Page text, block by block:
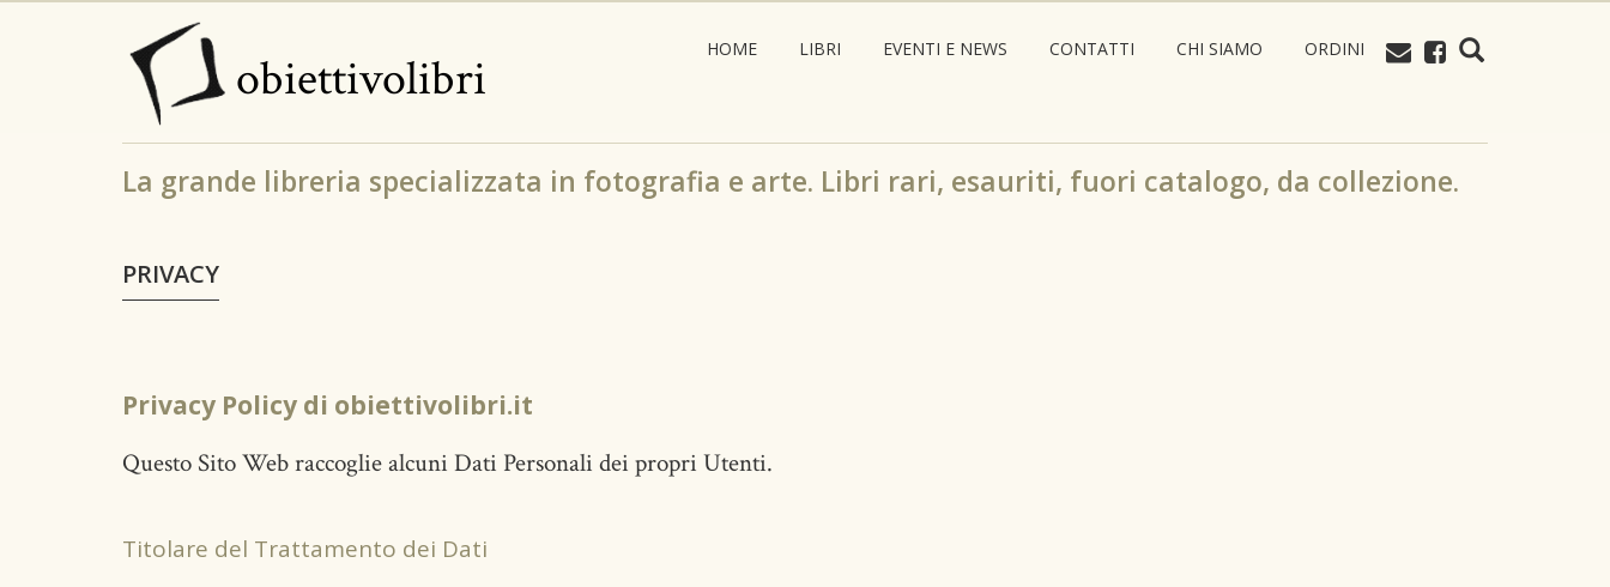
obiettivolibri HOME LIBRI EVENTI E NEWS CONTATTI CHI SIAMO ORDINI
La grande libreria specializzata in fotografia e arte. Libri rari, esauriti, fuori catalogo, da collezione.
PRIVACY
Privacy Policy di obiettivolibri.it
Questo Sito Web raccoglie alcuni Dati Personali dei propri Utenti.
Titolare del Trattamento dei Dati